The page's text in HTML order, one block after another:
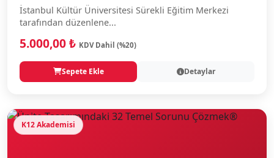
İstanbul Kültür Üniversitesi Sürekli Eğitim Merkezi
tarafından düzenlene...
5.000,00 ₺ KDV Dahil (%20)
Sepete Ekle Detaylar
K12 Akademisi